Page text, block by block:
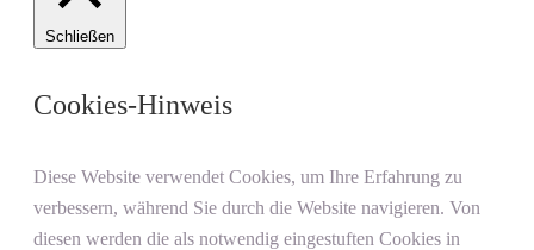
Schließen
Cookies-Hinweis
Diese Website verwendet Cookies, um Ihre Erfahrung zu
verbessern, während Sie durch die Website navigieren. Von
diesen werden die als notwendig eingestuften Cookies in